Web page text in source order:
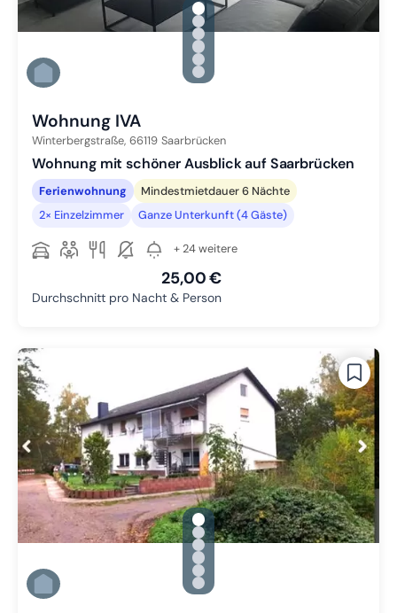
gallery.slide_selector
Zu Slide 1 wechseln
Zu Slide 2 wechseln
Zu Slide 3 wechseln
Zu Slide 4 wechseln
Zu Slide 5 wechseln
Zu Slide 6 wechseln
Wohnung IVA
Winterbergstraße, 66119 Saarbrücken
Wohnung mit schöner Ausblick auf Saarbrücken
Ferienwohnung
Mindestmietdauer 6 Nächte
2× Einzelzimmer
Ganze Unterkunft (4 Gäste)
+ 24 weitere
25,00 €
Durchschnitt pro Nacht & Person
gallery.slide_selector
Zu Slide 1 wechseln
Zu Slide 2 wechseln
Zu Slide 3 wechseln
Zu Slide 4 wechseln
Zu Slide 5 wechseln
Zu Slide 6 wechseln